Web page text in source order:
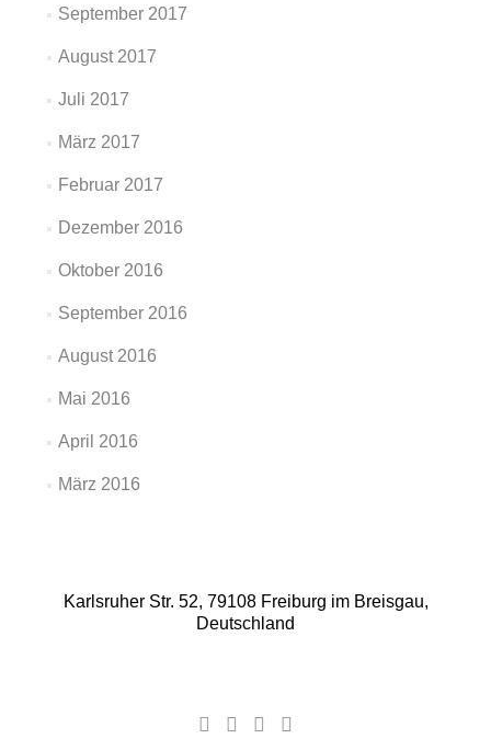
September 2017
August 2017
Juli 2017
März 2017
Februar 2017
Dezember 2016
Oktober 2016
September 2016
August 2016
Mai 2016
April 2016
März 2016
Karlsruher Str. 52, 79108 Freiburg im Breisgau,
Deutschland
Facebook-
GoogleYouTube-
Instagram